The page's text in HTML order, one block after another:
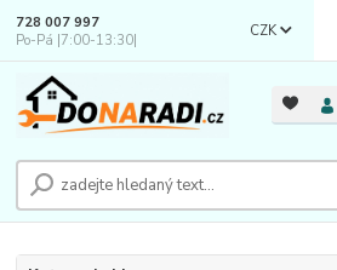
CZK
728 007 997
Po-Pá |7:00-13:30|